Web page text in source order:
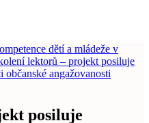
dětí a mládeže v
lektorů – projekt posiluje
občanské angažovanosti
posiluje